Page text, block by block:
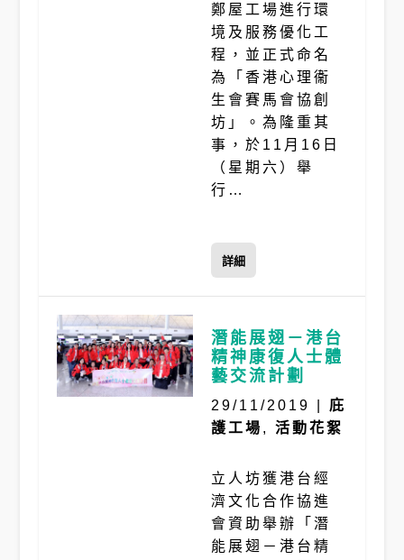
鄭屋工場進行環
境及服務優化工
程，並正式命名
為「香港心理衞
生會賽馬會協創
坊」。為隆重其
事，於11月16日
（星期六）舉
行…
詳細
潛能展翅－港台
精神康復人士體
藝交流計劃
29/11/2019
庇
護工場 , 活動花絮
立人坊獲港台經
濟文化合作協進
會資助舉辦「潛
能展翅－港台精